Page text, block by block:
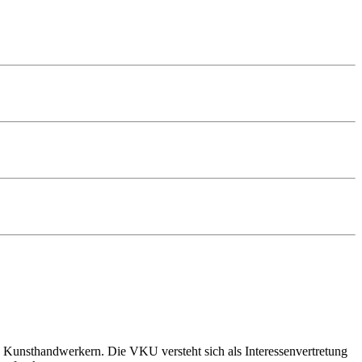
Die VKU versteht sich als Interessenvertretung